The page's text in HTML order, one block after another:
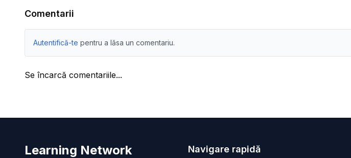
Comentarii
Autentifică-te pentru a lăsa un comentariu.
Se încarcă comentariile...
Learning Network Navigare rapidă